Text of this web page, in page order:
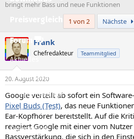
Forum
Aktuelles
Empfohlene Inhalte
Neue Beiträge
Neueste Aktivitäten
Leserartikel
r
l
l
e
r
r
t
m
bringt mehr Bass und neue Funktionen
1 von 2
Nächste
Frank
Chefredakteur Teammitglied
20. August 2020
Google verteilt ab sofort ein
Pixel Buds (Test), das neue
Ear-Kopfhörer bereitstellt. Auf die
reagiert Google mit einer vom
Bassverstärkung, die sich in den